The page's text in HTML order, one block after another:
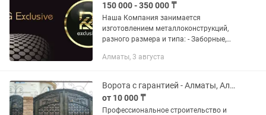
150 000 - 350 000 ₸
Наша Компания занимается
изготовлением металлоконструкций,
разного размера и типа: - Заборные,
изделия и изделия из нержавеющей
ворота,...
Алматы, 3 августа
Ворота с гарантией - Алматы, Алматинская область
от 10 000 ₸
Профессиональное строительство и